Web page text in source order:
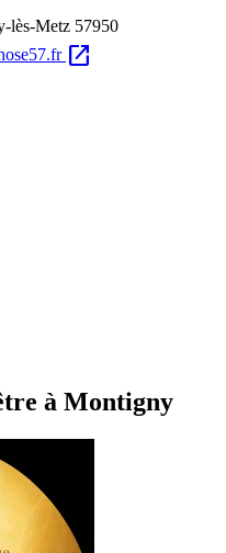
lès-Metz 57950
open_in_new
à Montigny